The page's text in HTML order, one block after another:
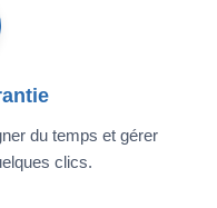
du temps et gérer
clics.